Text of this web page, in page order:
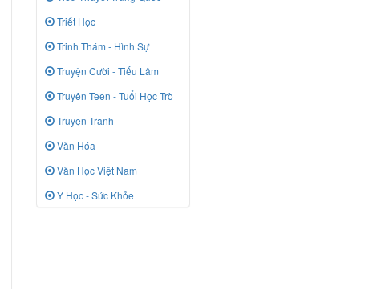
Triết Học
Trinh Thám - Hình Sự
Truyện Cười - Tiếu Lâm
Truyên Teen - Tuổi Học Trò
Truyện Tranh
Văn Hóa
Văn Học Việt Nam
Y Học - Sức Khỏe